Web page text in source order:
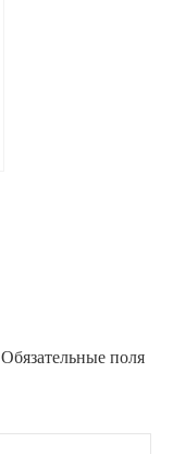
Обязательные поля